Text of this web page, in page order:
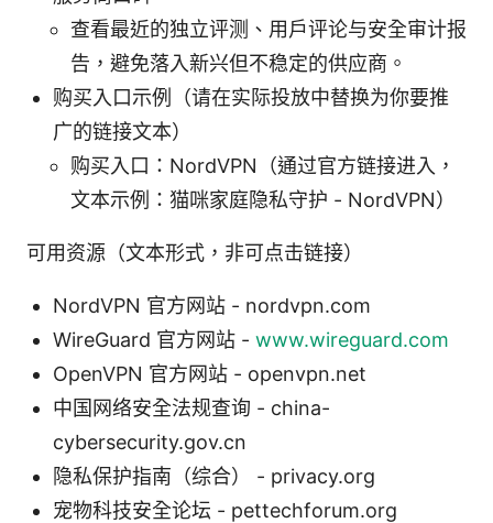
查看最近的独立评测、用户评论与安全审计报
告，避免落入新兴但不稳定的供应商。
购买入口示例（请在实际投放中替换为你要推
广的链接文本）
购买入口：NordVPN（通过官方链接进入，
文本示例：猫咪家庭隐私守护 - NordVPN）
可用资源（文本形式，非可点击链接）
NordVPN 官方网站 - nordvpn.com
WireGuard 官方网站 - www.wireguard.com
OpenVPN 官方网站 - openvpn.net
中国网络安全法规查询 - china-
cybersecurity.gov.cn
隐私保护指南（综合） - privacy.org
宠物科技安全论坛 - pettechforum.org